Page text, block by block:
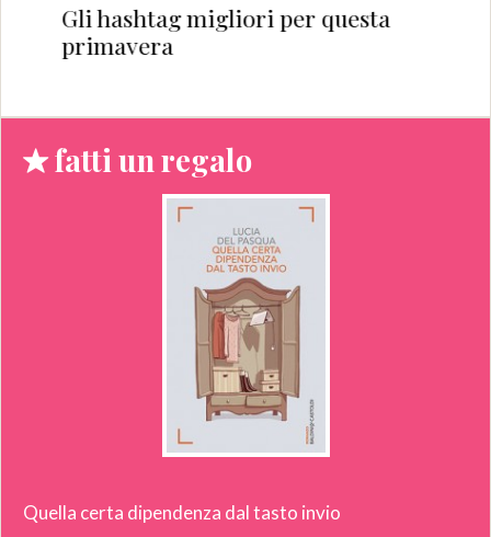
Gli hashtag migliori per questa
primavera
fatti un regalo
Quella certa dipendenza dal tasto invio